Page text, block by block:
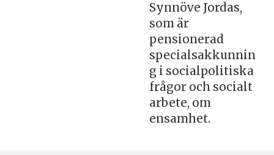
Synnöve Jordas,
som är
pensionerad
specialsakkunnin
g i socialpolitiska
frågor och socialt
arbete, om
ensamhet.